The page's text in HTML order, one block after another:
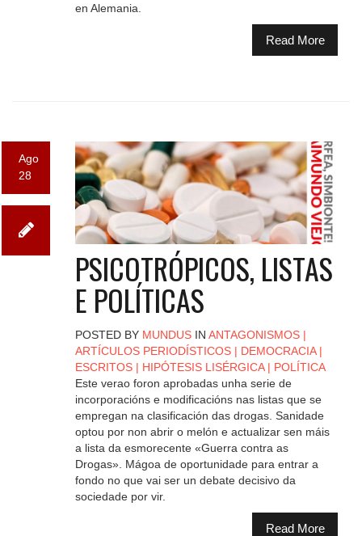
en Alemania.
Read More
Ago
28
PSICOTRÓPICOS, LISTAS
E POLÍTICAS
POSTED BY MUNDUSIN ANTAGONISMOS|
ARTÍCULOS PERIODÍSTICOS| DEMOCRACIA|
ESCRITOS| HIPÓTESIS LISÉRGICA| POLÍTICA
Este verao foron aprobadas unha serie de
incorporacións e modificacións nas listas que se
empregan na clasificación das drogas. Sanidade
optou por non abrir o melón e actualizar sen máis
a lista da esmorecente «Guerra contra as
Drogas». Mágoa de oportunidade para entrar a
fondo no que vai ser un debate decisivo da
sociedade por vir.
Read More